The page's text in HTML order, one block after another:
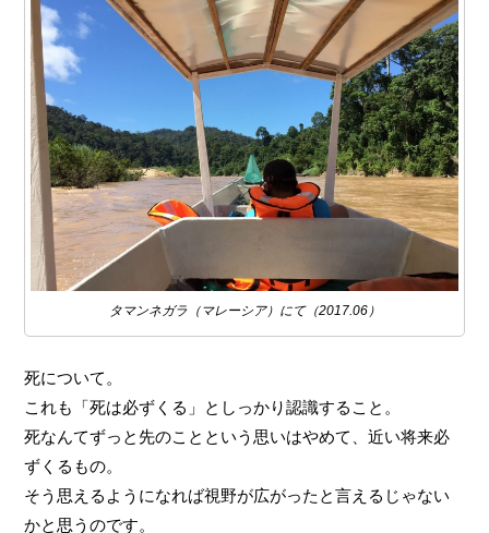
タマンネガラ（マレーシア）にて（2017.06）
死について。
これも「死は必ずくる」としっかり認識すること。
死なんてずっと先のことという思いはやめて、近い将来必
ずくるもの。
そう思えるようになれば視野が広がったと言えるじゃない
かと思うのです。